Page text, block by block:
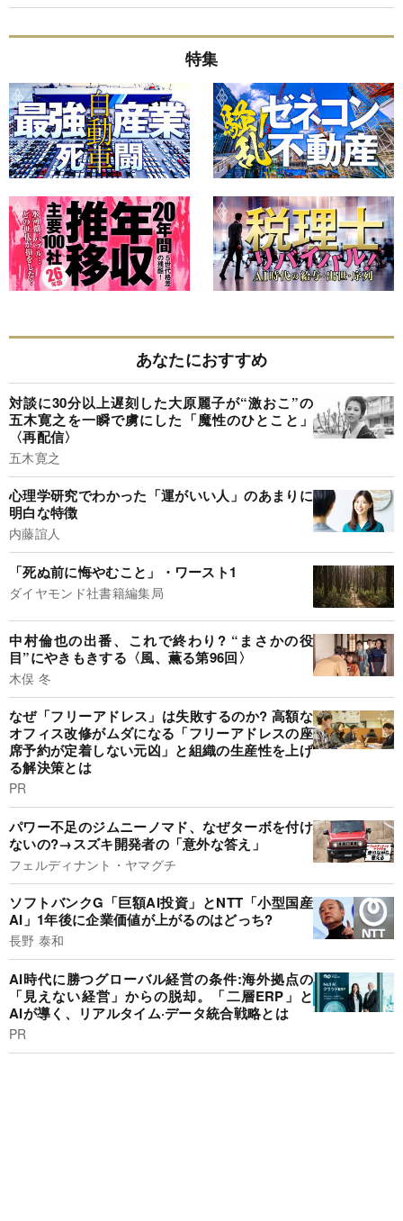
特集
あなたにおすすめ
対談に30分以上遅刻した大原麗子が“激おこ”の
五木寛之を一瞬で虜にした「魔性のひとこと」
〈再配信〉
五木寛之
心理学研究でわかった「運がいい人」のあまりに
明白な特徴
内藤誼人
「死ぬ前に悔やむこと」・ワースト1
ダイヤモンド社書籍編集局
中村倫也の出番、これで終わり? “まさかの役
目”にやきもきする〈風、薫る第96回〉
木俣 冬
なぜ「フリーアドレス」は失敗するのか? 高額な
オフィス改修がムダになる「フリーアドレスの座
席予約が定着しない元凶」と組織の生産性を上げ
る解決策とは
PR
パワー不足のジムニーノマド、なぜターボを付け
ないの?→スズキ開発者の「意外な答え」
フェルディナント・ヤマグチ
ソフトバンクG「巨額AI投資」とNTT「小型国産
AI」1年後に企業価値が上がるのはどっち?
長野 泰和
AI時代に勝つグローバル経営の条件:海外拠点の
「見えない経営」からの脱却。「二層ERP」と
AIが導く、リアルタイム·データ統合戦略とは
PR